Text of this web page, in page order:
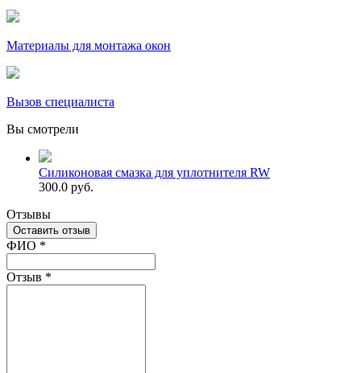
Материалы для монтажа окон
Вызов специалиста
Вы смотрели
Силиконовая смазка для уплотнителя RW
300.0 руб.
Отзывы
Оставить отзыв
Ваш отзыв был отправлен!
ФИО *
Отзыв *